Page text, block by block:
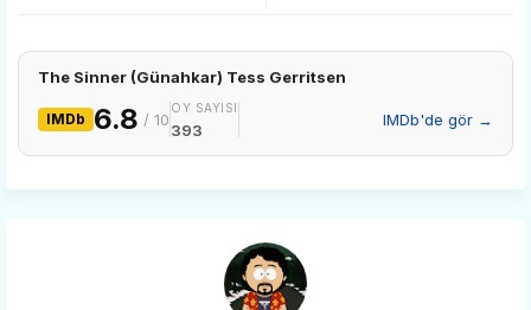
The Sinner (Günahkar) Tess Gerritsen
IMDb 6.8 / 10
OY SAYISI
393
IMDb'de gör →